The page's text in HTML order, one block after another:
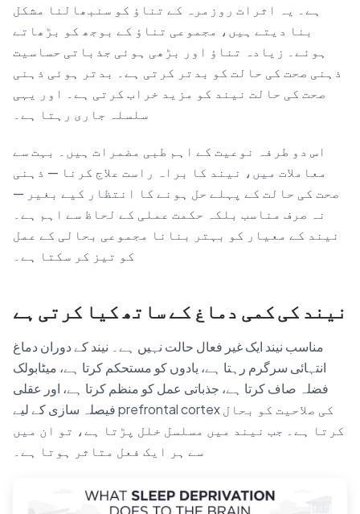
ہے۔ یہ اثرات روزمرہ کے تناؤ کو سنبھالنا مشکل
بنا دیتے ہیں، مجموعی تناؤ کے بوجھ کو بڑھاتے
ہوئے۔ زیادہ تناؤ اور بڑھی ہوئی جذباتی حساسیت
ذہنی صحت کی حالت کو بدتر کرتی ہے۔ بدتر ہوئی ذہنی
صحت کی حالت نیند کو مزید خراب کرتی ہے۔ اور یہی
سلسلہ جاری رہتا ہے۔
اس دو طرفہ نوعیت کے اہم طبی مضمرات ہیں۔ بہت سے
معاملات میں، نیند کا براہ راست علاج کرنا — ذہنی
صحت کی حالت کے پہلے حل ہونے کا انتظار کیے بغیر —
نہ صرف مناسب بلکہ حکمت عملی کے لحاظ سے اہم ہے۔
نیند کے معیار کو بہتر بنانا مجموعی بحالی کے عمل
کو تیز کر سکتا ہے۔
نیند کی کمی دماغ کے ساتھ کیا کرتی ہے
مناسب نیند ایک غیر فعال حالت نہیں ہے۔ نیند کے دوران دماغ
انتہائی سرگرم رہتا ہے، یادوں کو مستحکم کرتا ہے، میٹابولک
فضلہ صاف کرتا ہے، جذباتی عمل کو منظم کرتا ہے، اور عقلی
فیصلہ سازی کے لیے prefrontal cortex کی صلاحیت کو بحال
کرتا ہے۔ جب نیند میں مسلسل خلل پڑتا ہے، تو ان میں
سے ہر ایک فعل متاثر ہوتا ہے۔